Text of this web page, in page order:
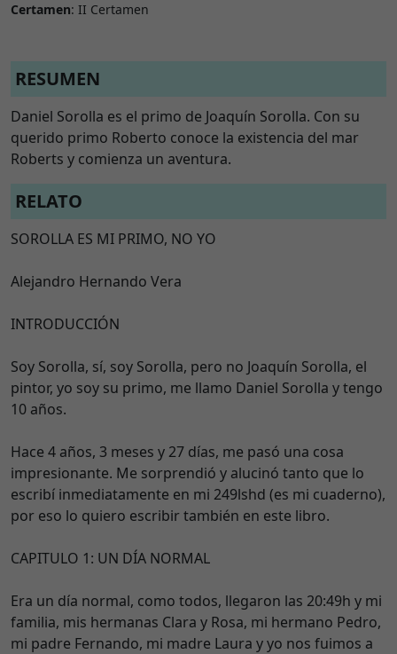
Certamen: II Certamen
RESUMEN
Daniel Sorolla es el primo de Joaquín Sorolla. Con su
querido primo Roberto conoce la existencia del mar
Roberts y comienza un aventura.
RELATO
SOROLLA ES MI PRIMO, NO YO
Alejandro Hernando Vera
INTRODUCCIÓN
Soy Sorolla, sí, soy Sorolla, pero no Joaquín Sorolla, el
pintor, yo soy su primo, me llamo Daniel Sorolla y tengo
10 años.
Hace 4 años, 3 meses y 27 días, me pasó una cosa
impresionante. Me sorprendió y alucinó tanto que lo
escribí inmediatamente en mi 249lshd (es mi cuaderno),
por eso lo quiero escribir también en este libro.
CAPITULO 1: UN DÍA NORMAL
Era un día normal, como todos, llegaron las 20:49h y mi
familia, mis hermanas Clara y Rosa, mi hermano Pedro,
mi padre Fernando, mi madre Laura y yo nos fuimos a